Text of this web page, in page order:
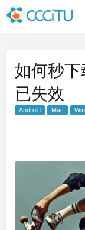
如何秒
已失效
Android Mac